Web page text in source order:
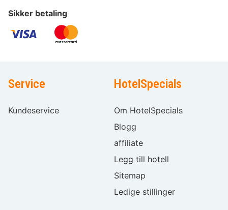
Sikker betaling
Service
Kundeservice
HotelSpecials
Om HotelSpecials
Blogg
affiliate
Legg till hotell
Sitemap
Ledige stillinger